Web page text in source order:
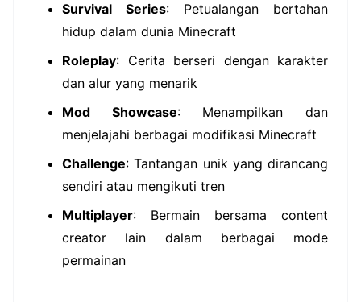
Survival Series: Petualangan bertahan
hidup dalam dunia Minecraft
Roleplay: Cerita berseri dengan karakter
dan alur yang menarik
Mod Showcase: Menampilkan dan
menjelajahi berbagai modifikasi Minecraft
Challenge: Tantangan unik yang dirancang
sendiri atau mengikuti tren
Multiplayer: Bermain bersama content
creator lain dalam berbagai mode
permainan